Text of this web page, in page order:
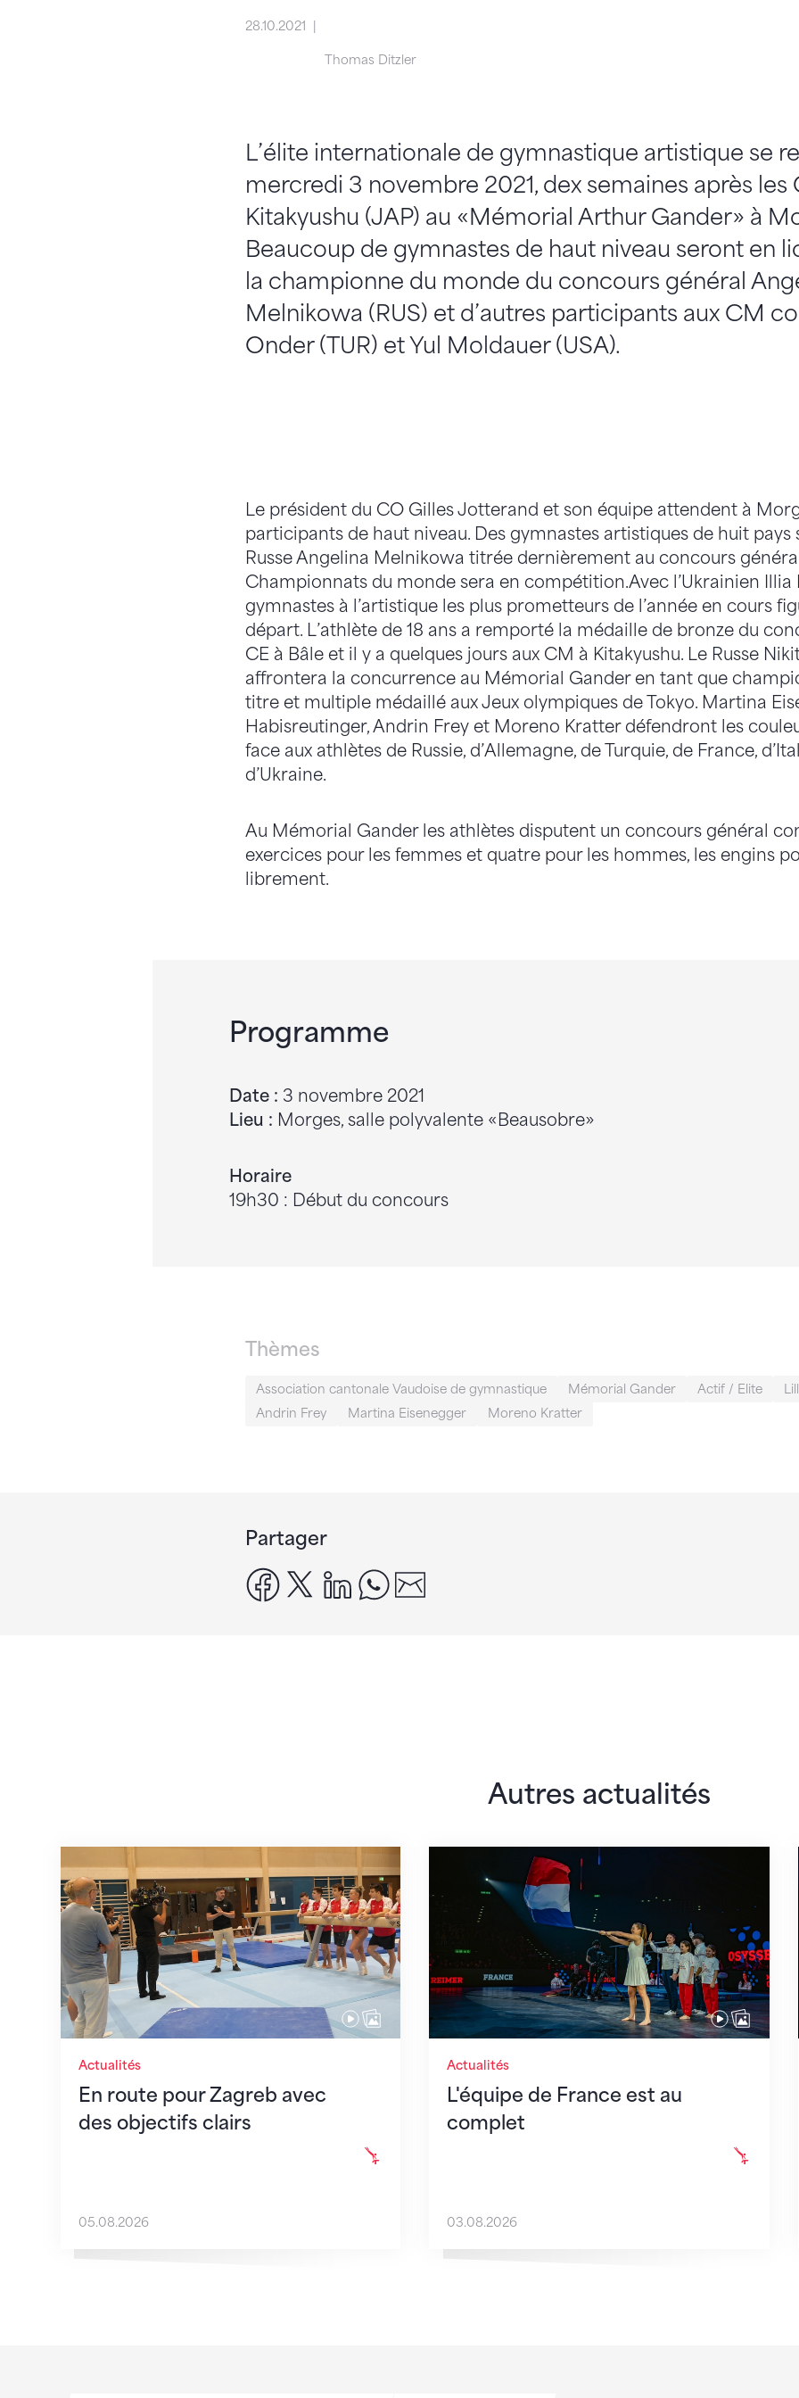
28.10.2021
Thomas Ditzler
L’élite internationale de gymnastique artistique se
mercredi 3 novembre 2021, dex semaines après les
Kitakyushu (JAP) au «Mémorial Arthur Gander» à
Beaucoup de gymnastes de haut niveau seront en
la championne du monde du concours général
Melnikowa (RUS) et d’autres participants aux CM
Onder (TUR) et Yul Moldauer (USA).
Le président du CO Gilles Jotterand et son équipe attendent à
participants de haut niveau. Des gymnastes artistiques de huit pays
Russe Angelina Melnikowa titrée dernièrement au concours
Championnats du monde sera en compétition.Avec l’Ukrainien Illia
gymnastes à l’artistique les plus prometteurs de l’année en cours
départ. L’athlète de 18 ans a remporté la médaille de bronze du
CE à Bâle et il y a quelques jours aux CM à Kitakyushu. Le Russe
affrontera la concurrence au Mémorial Gander en tant que
titre et multiple médaillé aux Jeux olympiques de Tokyo. Martina
Habisreutinger, Andrin Frey et Moreno Kratter défendront les
face aux athlètes de Russie, d’Allemagne, de Turquie, de France,
d’Ukraine.
Au Mémorial Gander les athlètes disputent un concours général
exercices pour les femmes et quatre pour les hommes, les engins
librement.
Programme
Date : 3 novembre 2021
Lieu : Morges, salle polyvalente «Beausobre»
Horaire
19h30 : Début du concours
Thèmes
Association cantonale Vaudoise de gymnastique Mémorial Gander Actif / Elite
Andrin Frey
Martina Eisenegger Moreno Kratter
Partager
facebook
x linkedinwhatsapp
Autres actualités
Actualités
En route pour Zagreb avec
des objectifs clairs
En route pour Zagreb avec des objectifs clairs
05.08.2026
Actualités
L'équipe de France est au
complet
L'équipe de France est au complet
03.08.2026